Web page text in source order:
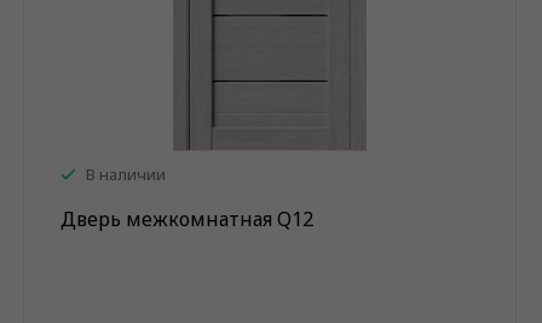
В наличии
Дверь межкомнатная Q12